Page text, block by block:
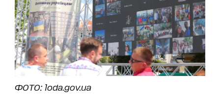
ФОТО: loda.gov.ua